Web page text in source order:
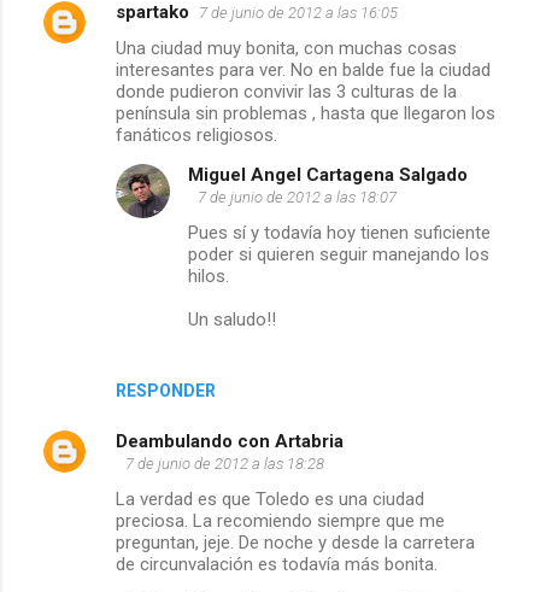
C
o
spartako 7 de junio de 2012 a las 16:05
Una ciudad muy bonita, con muchas cosas
interesantes para ver. No en balde fue la ciudad
donde pudieron convivir las 3 culturas de la
península sin problemas , hasta que llegaron los
fanáticos religiosos.
RESPONDER
Miguel Angel Cartagena Salgado
7 de junio de 2012 a las 18:07
Pues sí y todavía hoy tienen suficiente
poder si quieren seguir manejando los
hilos.
Un saludo!!
Deambulando con Artabria
7 de junio de 2012 a las 18:28
La verdad es que Toledo es una ciudad
preciosa. La recomiendo siempre que me
preguntan, jeje. De noche y desde la carretera
de circunvalación es todavía más bonita.